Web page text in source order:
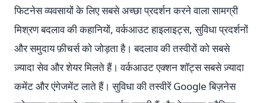
फिटनेस व्यवसायों के लिए सबसे अच्छा प्रदर्शन करने वाला सामग्री
मिश्रण बदलाव की कहानियों, वर्कआउट हाइलाइट्स, सुविधा प्रदर्शनों
और समुदाय फ़ीचर्स को जोड़ता है। बदलाव की तस्वीरों को सबसे
ज़्यादा सेव और शेयर मिलते हैं। वर्कआउट एक्शन शॉट्स सबसे ज़्यादा
कमेंट और एंगेजमेंट लाते हैं। सुविधा की तस्वीरें Google बिज़नेस